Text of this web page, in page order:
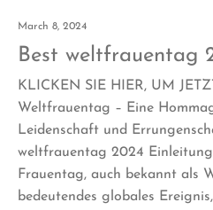
March 8, 2024
Best weltfrauentag
KLICKEN SIE HIER, UM
Weltfrauentag – Eine
Leidenschaft und
weltfrauentag 2024
Frauentag, auch bekannt als
bedeutendes globales